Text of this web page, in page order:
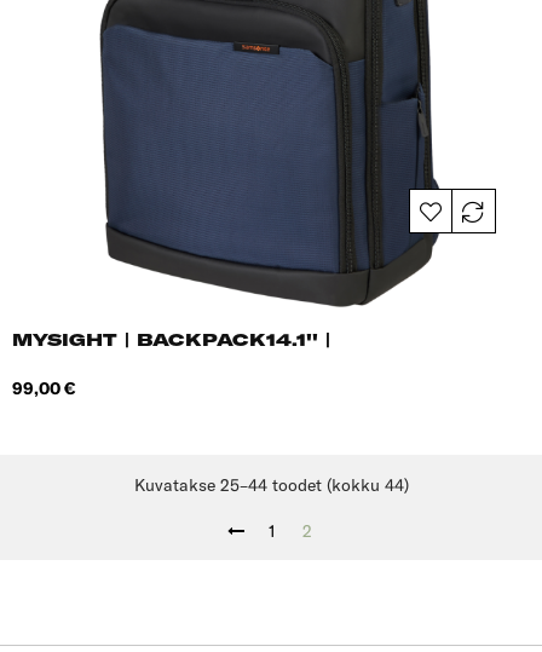
MYSIGHT | BACKPACK14.1'' |
Hind
99,00 €
Kuvatakse 25–44 toodet (kokku 44)
1 2